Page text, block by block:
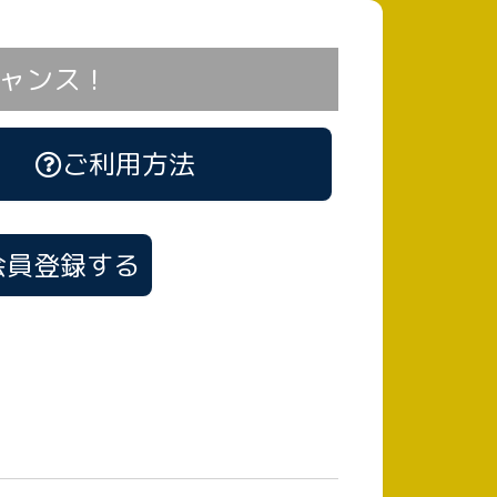
ンス！
ご利用方法
登録する